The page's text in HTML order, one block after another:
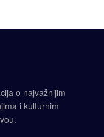
o najvažnijim
i kulturnim